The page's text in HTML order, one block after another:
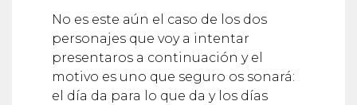
personajes que voy a intentar
presentaros a continuación y el
motivo es uno que seguro os sonará:
el día da para lo que da y los días
navideños son una época muy